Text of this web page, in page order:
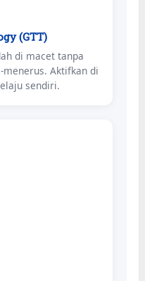
(GTT)
di macet tanpa
Aktifkan di
sendiri.